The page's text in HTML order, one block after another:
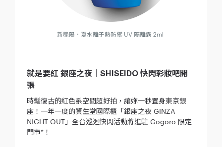
新艷陽．夏水離子熱防禦 UV 隔離露 2ml
就是要紅 銀座之夜｜SHISEIDO 快閃彩妝吧開
張
時髦復古的紅色系空間超好拍，讓妳一秒置身東京銀
座！一年一度的資生堂國際櫃「銀座之夜 GINZA
NIGHT OUT」全台巡迴快閃活動將進駐 Gogoro 限定
門市*！